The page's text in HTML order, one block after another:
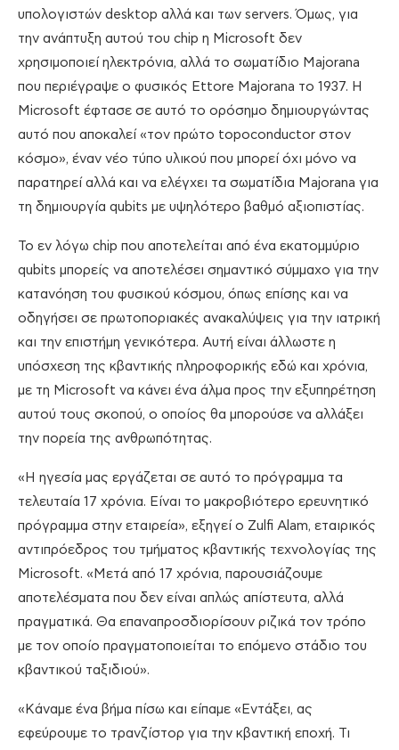
υπολογιστών desktop αλλά και των servers. Όμως, για
την ανάπτυξη αυτού του chip η Microsoft δεν
χρησιμοποιεί ηλεκτρόνια, αλλά το σωματίδιο Majorana
που περιέγραψε ο φυσικός Ettore Majorana το 1937. Η
Microsoft έφτασε σε αυτό το ορόσημο δημιουργώντας
αυτό που αποκαλεί «τον πρώτο topoconductor στον
κόσμο», έναν νέο τύπο υλικού που μπορεί όχι μόνο να
παρατηρεί αλλά και να ελέγχει τα σωματίδια Majorana για
τη δημιουργία qubits με υψηλότερο βαθμό αξιοπιστίας.
To εν λόγω chip που αποτελείται από ένα εκατομμύριο
qubits μπορείς να αποτελέσει σημαντικό σύμμαχο για την
κατανόηση του φυσικού κόσμου, όπως επίσης και να
οδηγήσει σε πρωτοποριακές ανακαλύψεις για την ιατρική
και την επιστήμη γενικότερα. Αυτή είναι άλλωστε η
υπόσχεση της κβαντικής πληροφορικής εδώ και χρόνια,
με τη Microsoft να κάνει ένα άλμα προς την εξυπηρέτηση
αυτού τους σκοπού, ο οποίος θα μπορούσε να αλλάξει
την πορεία της ανθρωπότητας.
«Η ηγεσία μας εργάζεται σε αυτό το πρόγραμμα τα
τελευταία 17 χρόνια. Είναι το μακροβιότερο ερευνητικό
πρόγραμμα στην εταιρεία», εξηγεί ο Zulfi Alam, εταιρικός
αντιπρόεδρος του τμήματος κβαντικής τεχνολογίας της
Microsoft. «Μετά από 17 χρόνια, παρουσιάζουμε
αποτελέσματα που δεν είναι απλώς απίστευτα, αλλά
πραγματικά. Θα επαναπροσδιορίσουν ριζικά τον τρόπο
με τον οποίο πραγματοποιείται το επόμενο στάδιο του
κβαντικού ταξιδιού».
«Κάναμε ένα βήμα πίσω και είπαμε «Εντάξει, ας
εφεύρουμε το τρανζίστορ για την κβαντική εποχή. Τι